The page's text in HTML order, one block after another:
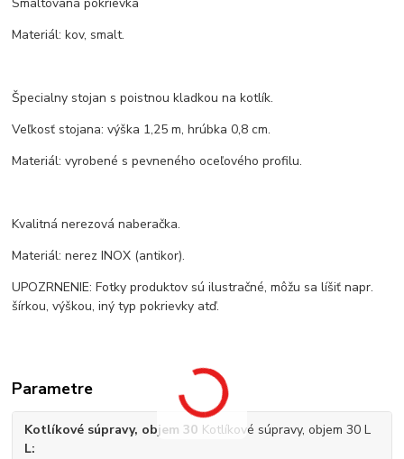
Smaltovaná pokrievka
Materiál: kov, smalt.
Špecialny stojan s poistnou kladkou na kotlík.
Veľkosť stojana: výška 1,25 m, hrúbka 0,8 cm.
Materiál: vyrobené s pevneného oceľového profilu.
Kvalitná nerezová naberačka.
Materiál: nerez INOX (antikor).
UPOZRNENIE: Fotky produktov sú ilustračné, môžu sa líšiť napr.
šírkou, výškou, iný typ pokrievky atď.
Parametre
Kotlíkové súpravy, objem 30
L
Kotlíkové súpravy, objem 30 L